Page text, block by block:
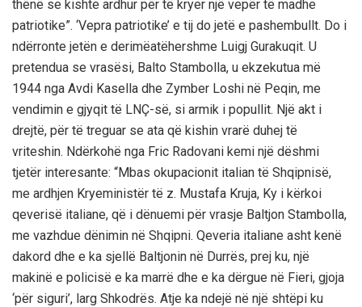
thënë se kishte ardhur për të kryer një vepër të madhe
patriotike”. ‘Vepra patriotike’ e tij do jetë e pashembullt. Do i
ndërronte jetën e derimëatëhershme Luigj Gurakuqit. U
pretendua se vrasësi, Balto Stambolla, u ekzekutua më
1944 nga Avdi Kasella dhe Zymber Loshi në Peqin, me
vendimin e gjyqit të LNÇ-së, si armik i popullit. Një akt i
drejtë, për të treguar se ata që kishin vrarë duhej të
vriteshin. Ndërkohë nga Fric Radovani kemi një dëshmi
tjetër interesante: “Mbas okupacionit italian të Shqipnisë,
me ardhjen Kryeministër të z. Mustafa Kruja, Ky i kërkoi
qeverisë italiane, që i dënuemi për vrasje Baltjon Stambolla,
me vazhdue dënimin në Shqipni. Qeveria italiane asht kenë
dakord dhe e ka sjellë Baltjonin në Durrës, prej ku, një
makinë e policisë e ka marrë dhe e ka dërgue në Fieri, gjoja
‘për siguri’, larg Shkodrës. Atje ka ndejë në një shtëpi ku